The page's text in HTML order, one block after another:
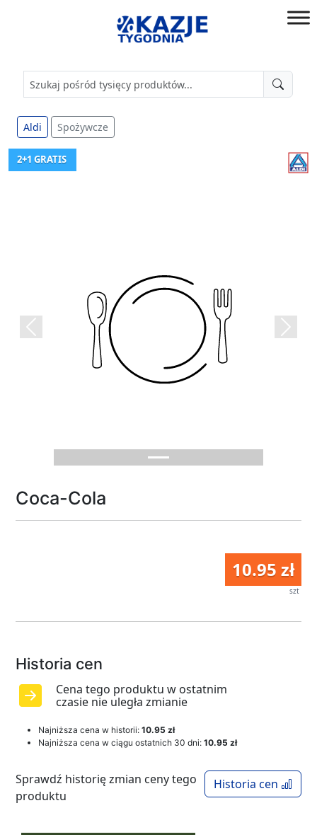
złap
Aldi Spożywcze
2+1 GRATIS
Previous Next
Coca-Cola
10.95 zł
szt
Historia cen
Cena tego produktu w ostatnim
czasie nie uległa zmianie
Najniższa cena w historii: 10.95 zł
Najniższa cena w ciągu ostatnich 30 dni: 10.95 zł
Historia cen
Sprawdź historię zmian ceny tego
produktu